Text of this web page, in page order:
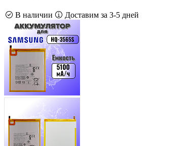
В наличии Доставим за 3-5 дней